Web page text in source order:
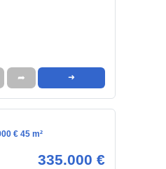
➦ ➜
€ 45 m²
335.000 €